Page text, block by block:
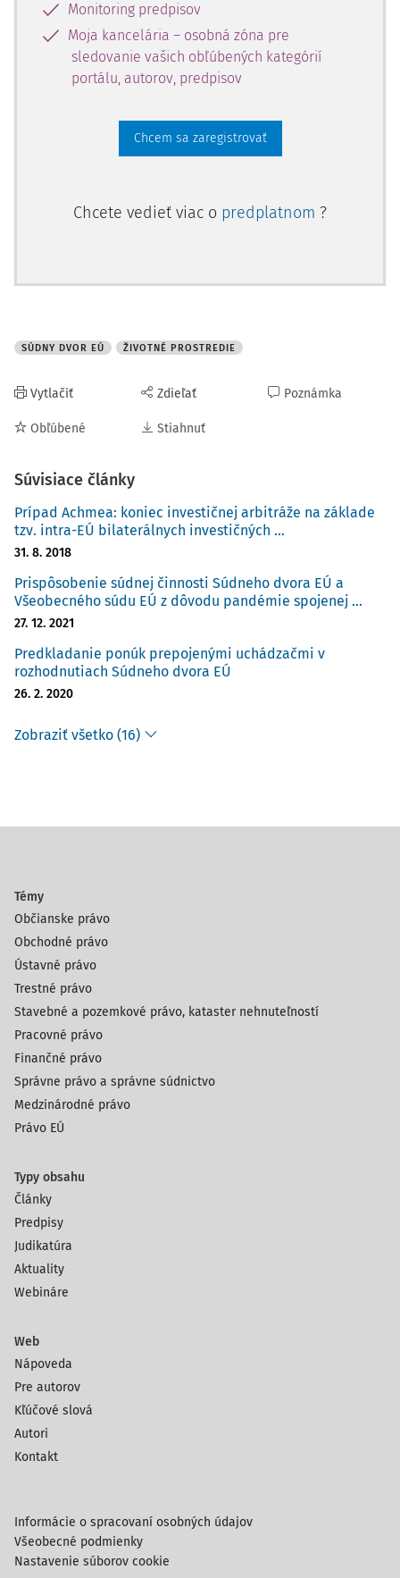
Monitoring predpisov
Moja kancelária – osobná zóna pre
sledovanie vašich obľúbených kategórií
portálu, autorov, predpisov
Chcem sa zaregistrovať
Chcete vedieť viac o predplatnom ?
SÚDNY DVOR EÚ ŽIVOTNÉ PROSTREDIE
Vytlačiť
Obľúbené
Zdieľať
Stiahnuť
Poznámka
Súvisiace články
Prípad Achmea: koniec investičnej arbitráže na základe
tzv. intra-EÚ bilaterálnych investičných ...
31. 8. 2018
Prispôsobenie súdnej činnosti Súdneho dvora EÚ a
Všeobecného súdu EÚ z dôvodu pandémie spojenej ...
27. 12. 2021
Predkladanie ponúk prepojenými uchádzačmi v
rozhodnutiach Súdneho dvora EÚ
26. 2. 2020
Zobraziť všetko (16)
Témy
Občianske právo
Obchodné právo
Ústavné právo
Trestné právo
Stavebné a pozemkové právo, kataster nehnuteľností
Pracovné právo
Finančné právo
Správne právo a správne súdnictvo
Medzinárodné právo
Právo EÚ
Typy obsahu
Články
Predpisy
Judikatúra
Aktuality
Webináre
Web
Nápoveda
Pre autorov
Kľúčové slová
Autori
Kontakt
Informácie o spracovaní osobných údajov
Všeobecné podmienky
Nastavenie súborov cookie